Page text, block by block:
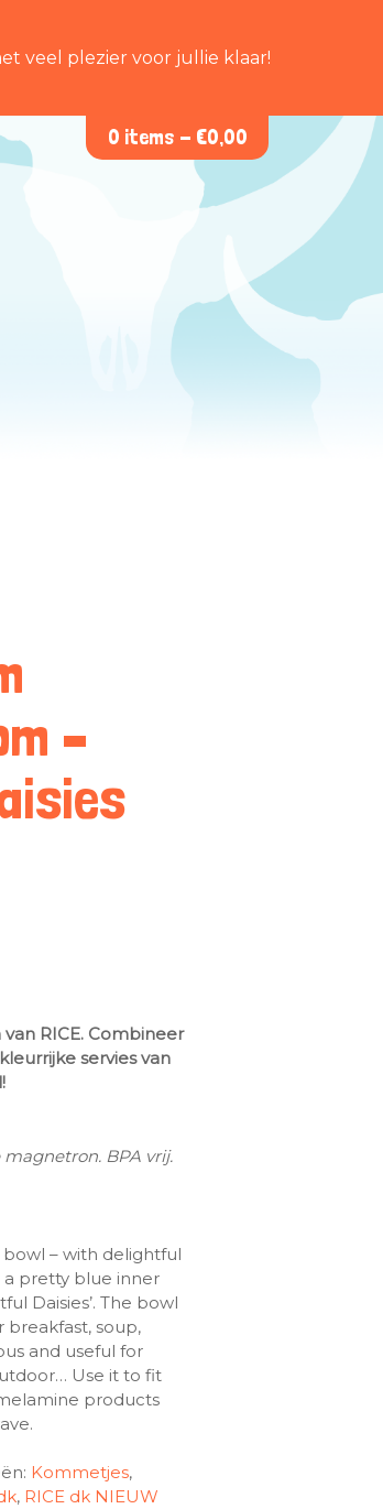
veel plezier voor jullie klaar!
0 items - €0,00
–
RICE. Combineer
servies van
BPA vrij.
– with delightful
a pretty blue inner
Daisies’. The bowl
breakfast, soup,
and useful for
Use it to fit
products
Kommetjes,
, RICE dk NIEUW